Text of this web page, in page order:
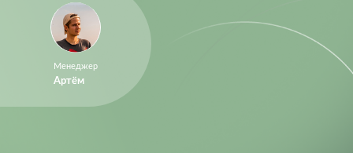
Менеджер
Артём